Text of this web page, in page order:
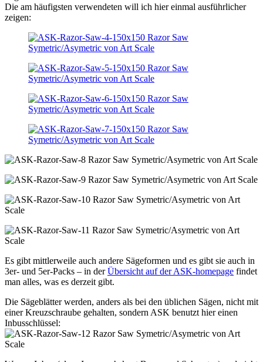
Die am häufigsten verwendeten will ich hier einmal ausführlicher
zeigen:
Es gibt mittlerweile auch andere Sägeformen und es gibt sie auch in
3er- und 5er-Packs – in derÜbersicht auf der ASK-homepage findet
man alles, was es derzeit gibt.
Die Sägeblätter werden, anders als bei den üblichen Sägen, nicht mit
einer Kreuzschraube gehalten, sondern ASK benutzt hier einen
Inbusschlüssel: